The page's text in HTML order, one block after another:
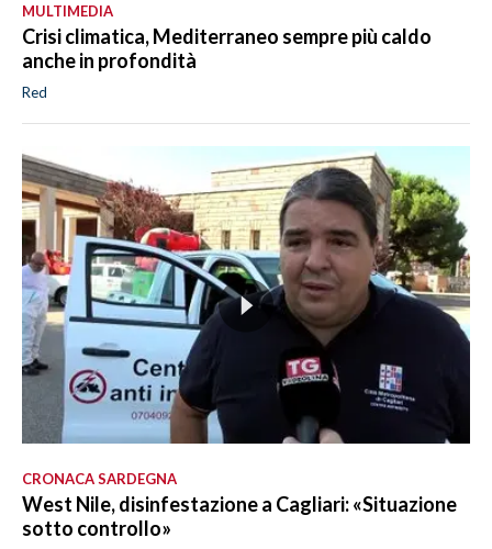
MULTIMEDIA
Crisi climatica, Mediterraneo sempre più caldo
anche in profondità
Red
CRONACA SARDEGNA
West Nile, disinfestazione a Cagliari: «Situazione
sotto controllo»